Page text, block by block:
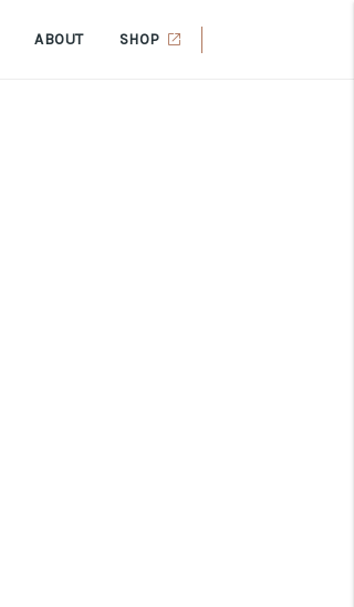
ABOUT SHOP